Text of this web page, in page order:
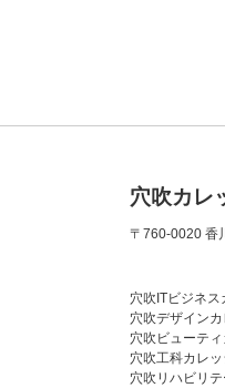
穴吹カレ
〒760-0020 香
穴吹ITビジネス
穴吹デザイン
穴吹ビューテ
穴吹工科カレッ
穴吹リハビリ